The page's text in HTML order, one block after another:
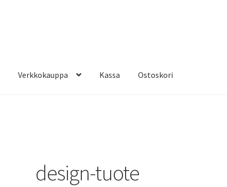
Verkkokauppa Kassa Ostoskori
design-tuote